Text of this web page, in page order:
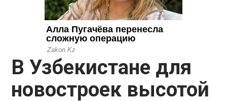
В Узбекистане для
новостроек высотой